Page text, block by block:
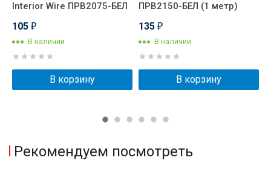
Interior Wire ПРВ2075-БЕЛ
105 ₽
В наличии
В корзину
ПРВ2150-БЕЛ (1 метр)
135 ₽
В наличии
В корзину
Рекомендуем посмотреть